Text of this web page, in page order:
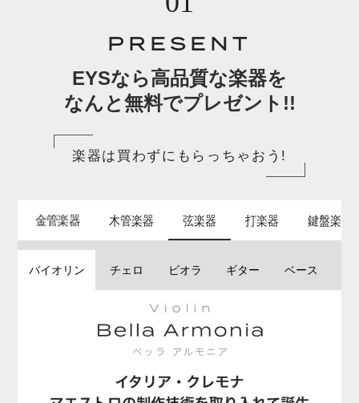
PRESENT
EYSなら高品質な楽器を
なんと無料でプレゼント!!
楽器は買わずにもらっちゃおう!
金管楽器 木管楽器 弦楽器 打楽器 鍵盤楽器
バイオリン チェロ ビオラ ギター ベース